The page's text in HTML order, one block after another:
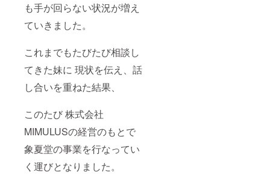
も手が回らない状況が増え
ていきました。
これまでもたびたび相談し
てきた妹に 現状を伝え、話
し合いを重ねた結果、
このたび 株式会社
MIMULUSの経営のもとで
象夏堂の事業を行なってい
く運びとなりました。